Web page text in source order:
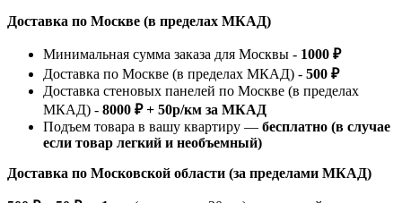
Доставка по Москве (в пределах МКАД)
Минимальная сумма заказа для Москвы - 1000 ₽
Доставка по Москве (в пределах МКАД) - 500 ₽
Доставка стеновых панелей по Москве (в пределах
МКАД) - 8000 ₽ + 50р/км за МКАД
Подъем товара в вашу квартиру — бесплатно (в случае
если товар легкий и необъемный)
Доставка по Московской области (за пределами МКАД)